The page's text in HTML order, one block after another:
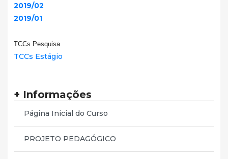
2019/02
2019/01
TCCs Pesquisa
TCCs Estágio
+ Informações
Página Inicial do Curso
PROJETO PEDAGÓGICO